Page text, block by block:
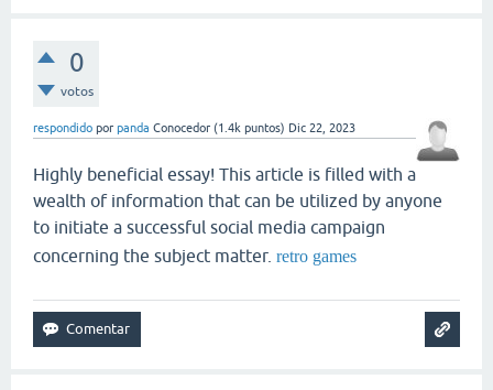
0
votos
respondido por panda Conocedor (1.4k puntos) Dic 22, 2023
Highly beneficial essay! This article is filled with a
wealth of information that can be utilized by anyone
to initiate a successful social media campaign
concerning the subject matter. retro games